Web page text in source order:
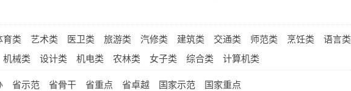
育类 艺术类 医卫类 旅游类 汽修类 建筑类 交通类 师范类 烹饪类
语言类
机械类 设计类 机电类 农林类 女子类 综合类 计算机类
省示范 省骨干 省重点 省卓越 国家示范 国家重点